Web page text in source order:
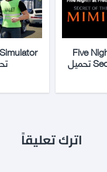
Five
Secret of the Mimic تحميل
اترك تعليقاً